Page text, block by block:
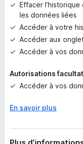
p
u
r
s
a
t
Effacer
les données liées
Accéder à votre
Accéder aux
Accéder à vos
Autorisations
Accéder à vos
En savoir plus